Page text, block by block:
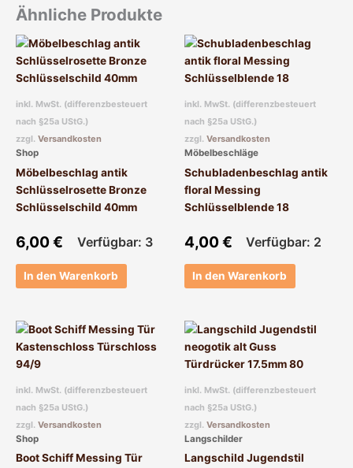
Ähnliche Produkte
inkl. MwSt. (differenzbesteuert
nach §25a UStG.)
zzgl. Versandkosten
Shop
Möbelbeschlag antik
Schlüsselrosette Bronze
Schlüsselschild 40mm
6,00€ Verfügbar: 3
In den Warenkorb
inkl. MwSt. (differenzbesteuert
nach §25a UStG.)
zzgl. Versandkosten
Möbelbeschläge
Schubladenbeschlag antik
floral Messing
Schlüsselblende 18
4,00€ Verfügbar: 2
In den Warenkorb
inkl. MwSt. (differenzbesteuert
nach §25a UStG.)
zzgl. Versandkosten
Shop
Boot Schiff Messing Tür
inkl. MwSt. (differenzbesteuert
nach §25a UStG.)
zzgl. Versandkosten
Langschilder
Langschild Jugendstil